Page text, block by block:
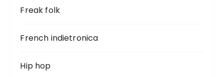
Freak folk
French indietronica
Hip hop